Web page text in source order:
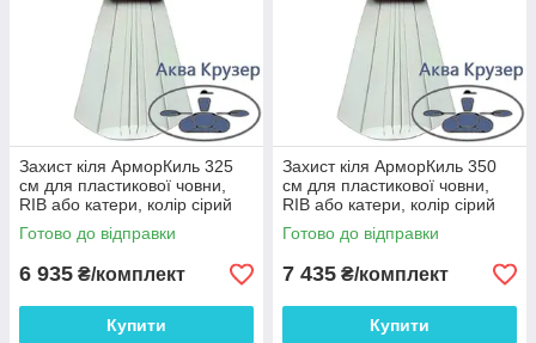
Захист кіля АрморКиль 325
см для пластикової човни,
RIB або катери, колір сірий
Готово до відправки
6 935 ₴/комплект
Купити
Захист кіля АрморКиль 350
см для пластикової човни,
RIB або катери, колір сірий
Готово до відправки
7 435 ₴/комплект
Купити